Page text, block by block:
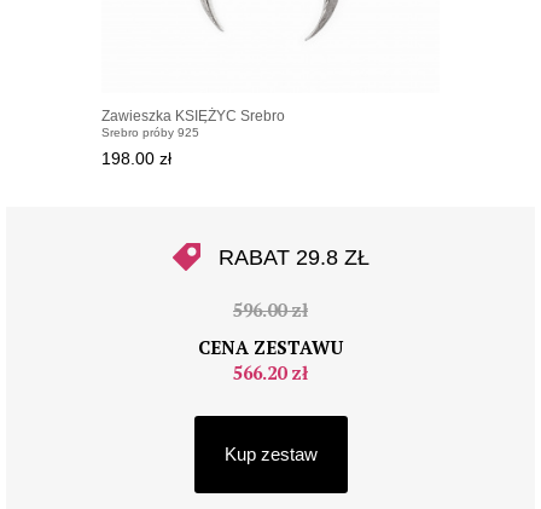
Zawieszka KSIĘŻYC Srebro
Srebro próby 925
198.00 zł
RABAT 29.8 ZŁ
596.00 zł
CENA ZESTAWU
566.20 zł
Kup zestaw